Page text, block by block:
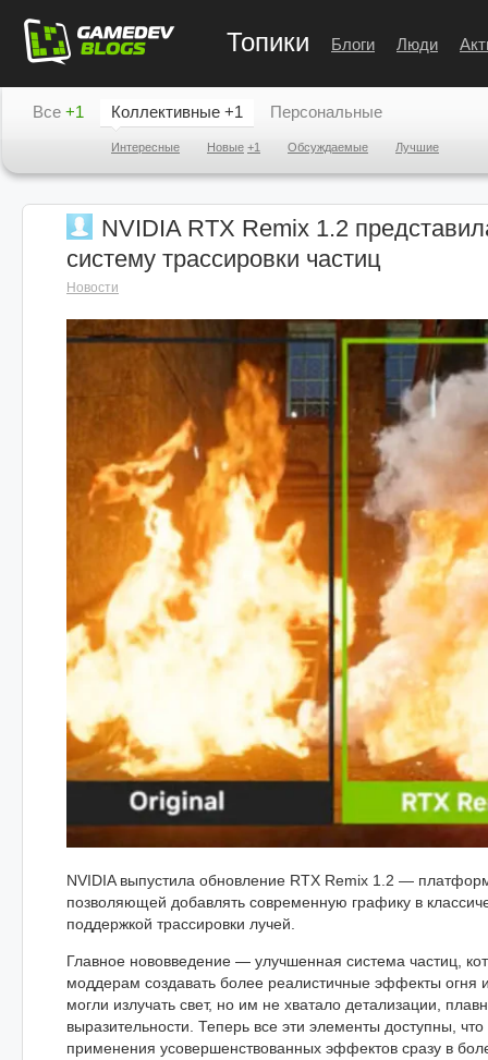
Топики Блоги Люди
Все +1 Коллективные +1
Интересные Новые +1 Обсуждаемые Лучшие
Персональные
NVIDIA RTX Remix 1.2
систему трассировки частиц
Новости
NVIDIA выпустила обновление RTX Remix 1.2 —
позволяющей добавлять современную графику в
поддержкой трассировки лучей.
Главное нововведение — улучшенная система частиц,
моддерам создавать более реалистичные эффекты огня
могли излучать свет, но им не хватало детализации,
выразительности. Теперь все эти элементы доступны, что
применения усовершенствованных эффектов сразу в